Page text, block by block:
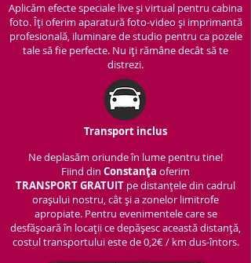
Aplicăm efecte speciale live și virtual pentru cabina
foto. Îți oferim aparatură foto-video și imprimantă
profesională, iluminare de studio pentru ca pozele
tale să fie perfecte. Nu iți rămâne decât să te
distrezi.
Transport inclus
Ne deplasăm oriunde în lume pentru tine!
Fiind din Constanța oferim
TRANSPORTGRATUIT pe distanțele din cadrul
orașului nostru, cât și a zonelor limitrofe
apropiate. Pentru evenimentele care se
desfășoară în locații ce depășesc această distanță,
costul transportului este de 0,2€ / km dus-întors.